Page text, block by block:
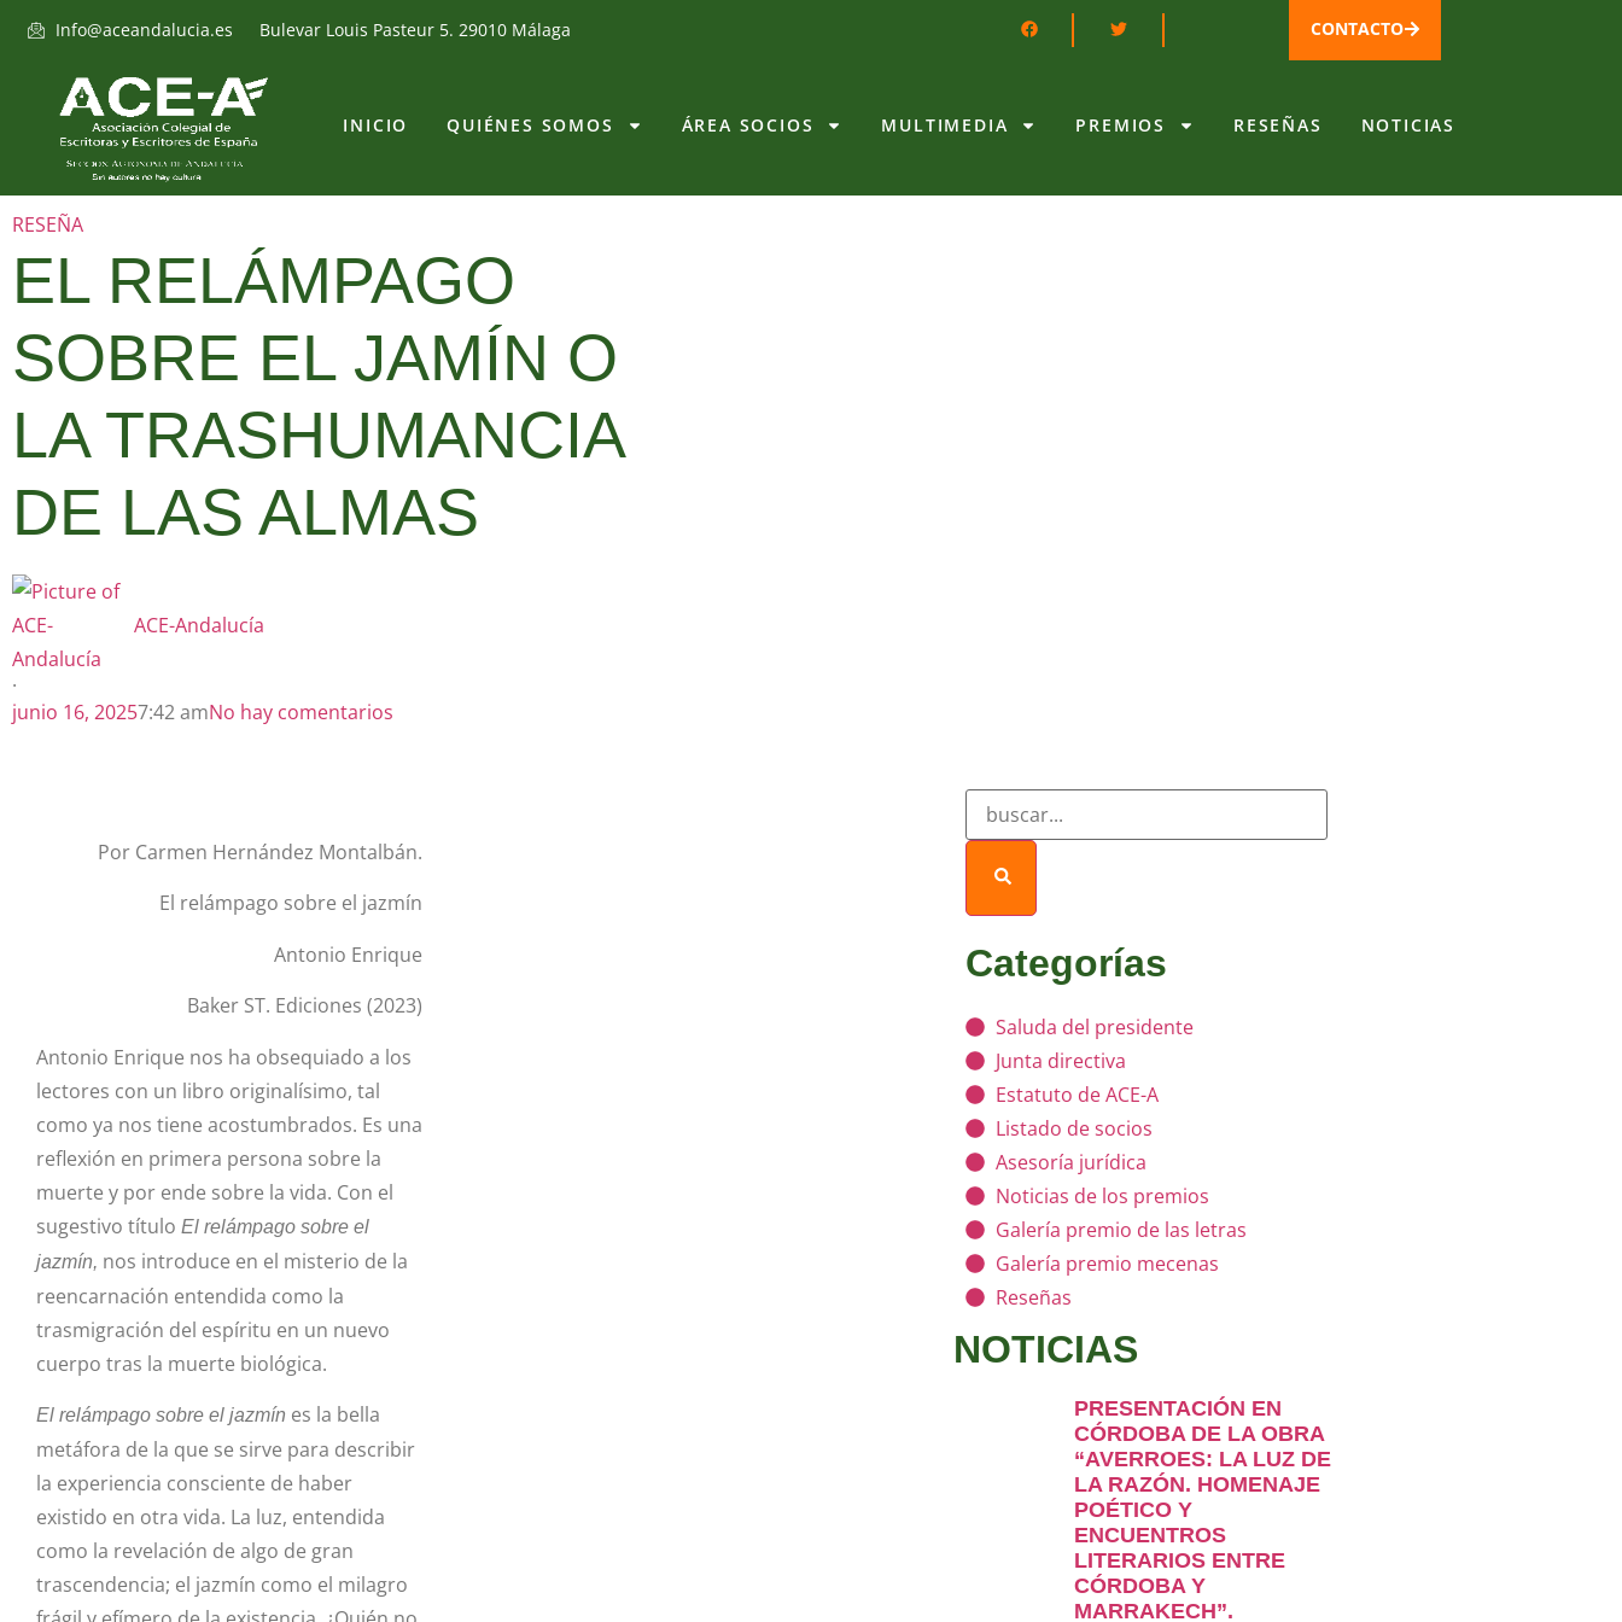
Info@aceandalucia.es Bulevar Louis Pasteur 5. 29010 Málaga CONTACTO
INICIO QUIÉNES SOMOS ÁREA SOCIOS MULTIMEDIA PREMIOS RESEÑAS NOTICIAS
RESEÑA
EL RELÁMPAGO
SOBRE EL JAMÍN O
LA TRASHUMANCIA
DE LAS ALMAS
ACE-Andalucía
·
junio 16, 20257:42 amNo hay comentarios
Por Carmen Hernández Montalbán.
El relámpago sobre el jazmín
Antonio Enrique
Baker ST. Ediciones (2023)
Antonio Enrique nos ha obsequiado a los
lectores con un libro originalísimo, tal
como ya nos tiene acostumbrados. Es una
reflexión en primera persona sobre la
muerte y por ende sobre la vida. Con el
sugestivo título El relámpago sobre el
jazmín, nos introduce en el misterio de la
reencarnación entendida como la
trasmigración del espíritu en un nuevo
cuerpo tras la muerte biológica.
El relámpago sobre el jazmín es la bella
metáfora de la que se sirve para describir
la experiencia consciente de haber
existido en otra vida. La luz, entendida
como la revelación de algo de gran
trascendencia; el jazmín como el milagro
Categorías
Saluda del presidente
Junta directiva
Estatuto de ACE-A
Listado de socios
Asesoría jurídica
Noticias de los premios
Galería premio de las letras
Galería premio mecenas
Reseñas
NOTICIAS
PRESENTACIÓN EN
CÓRDOBA DE LA OBRA
“AVERROES: LA LUZ DE
LA RAZÓN. HOMENAJE
POÉTICO Y
ENCUENTROS
LITERARIOS ENTRE
CÓRDOBA Y
MARRAKECH”.